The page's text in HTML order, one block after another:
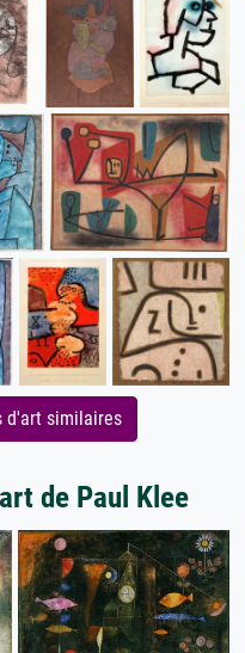
d'art similaires
de Paul Klee